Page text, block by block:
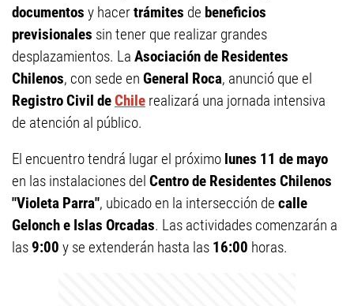
documentos y hacertrámites de beneficios
previsionales sin tener que realizar grandes
desplazamientos. La Asociación de Residentes
Chilenos, con sede en General Roca, anunció que el
Registro Civil deChile realizará una jornada intensiva
de atención al público.
El encuentro tendrá lugar el próximo lunes 11 de mayo
en las instalaciones del Centro de Residentes Chilenos
"Violeta Parra", ubicado en la intersección de calle
Gelonch e Islas Orcadas. Las actividades comenzarán a
las9:00 y se extenderán hasta las 16:00 horas.